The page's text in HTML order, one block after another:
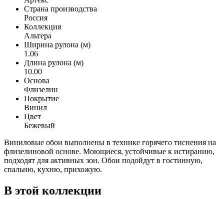
Страна производства
Россия
Коллекция
Альтера
Ширина рулона (м)
1.06
Длина рулона (м)
10.00
Основа
Флизелин
Покрытие
Винил
Цвет
Бежевый
Виниловые обои выполнены в технике горячего тиснения на
флизелиновой основе. Моющиеся, устойчивые к истиранию,
подходят для активных зон. Обои подойдут в гостинную,
спальню, кухню, прихожую.
В этой коллекции